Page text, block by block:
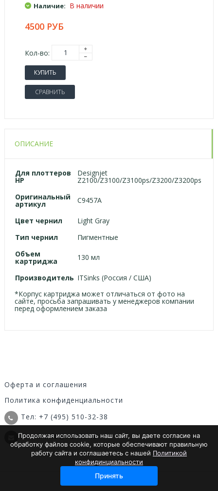
Продолжая использовать наш сайт, вы даете согласие на
обработку файлов cookie, которые обеспечивают правильную
работу сайта и соглашаетесь с нашей Политикой
конфидинциальности
Принять
Наличие: В наличии
4500 РУБ
Кол-во:
КУПИТЬ
СРАВНИТЬ
ОПИСАНИЕ
Для плоттеров
HP
Designjet
Z2100/Z3100/Z3100ps/Z3200/Z3200ps
Оригинальный
артикул C9457A
Цвет чернил
Light Gray
Тип чернил
Пигментные
Объем
картриджа 130 мл
Производитель ITSinks (Россия / США)
*Корпус картриджа может отличаться от фото на
сайте, просьба запрашивать у менеджеров компании
перед оформлением заказа
Оферта и соглашения
Политика конфиденциальности
Тел: +7 (495) 510-32-38
Email: info@itsinks.ru